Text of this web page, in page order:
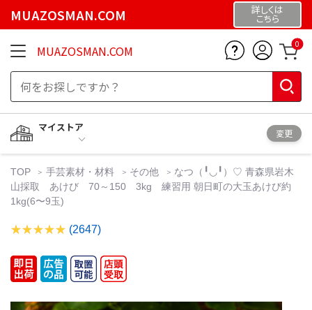
MUAZOSMAN.COM 詳しくは
こちら
MUAZOSMAN.COM 0
マイストア
変更
TOP 手芸素材・材料 その他
なつ（╹◡╹）♡ 青森県岩木
山採取 あけび 70～150 3kg 練習用 朝日町の大玉あけび約
1kg(6〜9玉)
(2647)